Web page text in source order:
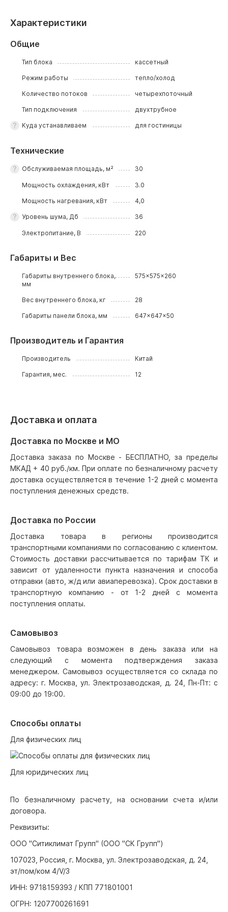
Характеристики
Общие
Тип блока кассетный
Режим работы тепло/холод
Количество потоков четырехпоточный
Тип подключения двухтрубное
Куда устанавливаем для гостиницы
Технические
Обслуживаемая площадь, м² 30
Мощность охлаждения, кВт 3.0
Мощность нагревания, кВт 4,0
Уровень шума, Дб 36
Электропитание, В 220
Габариты и Вес
Габариты внутреннего блока,
мм
575x575x260
Вес внутреннего блока, кг 28
Габариты панели блока, мм 647x647x50
Производитель и Гарантия
Производитель Китай
Гарантия, мес. 12
Доставка и оплата
Доставка по Москве и МО
Доставка заказа по Москве - БЕСПЛАТНО, за пределы
МКАД + 40 руб./км. При оплате по безналичному расчету
доставка осуществляется в течение 1-2 дней с момента
поступления денежных средств.
Доставка по России
Доставка товара в регионы производится
транспортными компаниями по согласованию с клиентом.
Стоимость доставки рассчитывается по тарифам ТК и
зависит от удаленности пункта назначения и способа
отправки (авто, ж/д или авиаперевозка). Срок доставки в
транспортную компанию - от 1-2 дней с момента
поступления оплаты.
Самовывоз
Самовывоз товара возможен в день заказа или на
следующий с момента подтверждения заказа
менеджером. Самовывоз осуществляется со склада по
адресу: г. Москва, ул. Электрозаводская, д. 24, Пн-Пт: с
09:00 до 19:00.
Способы оплаты
Для физических лиц
Для юридических лиц
По безналичному расчету, на основании счета и/или
договора.
Реквизиты:
ООО "Ситиклимат Групп" (ООО "СК Групп")
107023, Россия, г. Москва, ул. Электрозаводская, д. 24,
эт/пом/ком 4/V/3
ИНН: 9718159393 / КПП 771801001
ОГРН: 1207700261691